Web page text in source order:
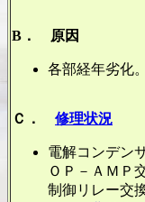
B． 原因
各部経年劣化。
Ｃ． 修理状況
電解コンデン
ＯＰ－ＡＭＰ
制御リレー交換